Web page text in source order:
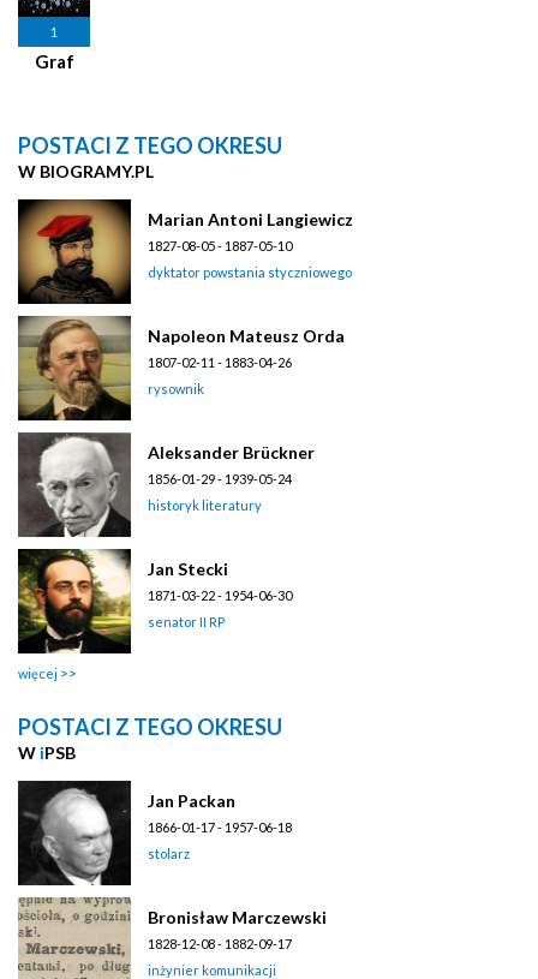
1
Graf
POSTACI Z TEGO OKRESU
W BIOGRAMY.PL
Marian Antoni Langiewicz
1827-08-05 - 1887-05-10
dyktator powstania styczniowego
Napoleon Mateusz Orda
1807-02-11 - 1883-04-26
rysownik
Aleksander Brückner
1856-01-29 - 1939-05-24
historyk literatury
Jan Stecki
1871-03-22 - 1954-06-30
senator II RP
więcej
POSTACI Z TEGO OKRESU
W iPSB
Jan Packan
1866-01-17 - 1957-06-18
stolarz
Bronisław Marczewski
1828-12-08 - 1882-09-17
inżynier komunikacji